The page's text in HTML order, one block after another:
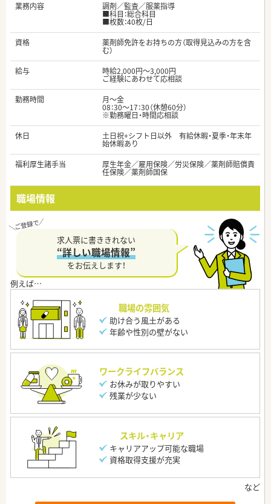
業務内容
調剤／監査／服薬指導
■科目：総合科目
■枚数：40枚/日
資格
薬剤師免許をお持ちの方（取得見込みの方を含
む）
給与
時給2,000円～3,000円
ご経験にあわせて応相談
勤務時間
月～金
08：30～17：30（休憩60分）
※勤務曜日・時間応相談
休日
土日祝+シフト日以外 有給休暇・夏季・年末年
始休暇あり
福利厚生諸手当
厚生年金／雇用保険／労災保険／薬剤師賠償責
任保険／薬剤師国保
職場情報
求人票に書ききれない
“詳しい職場情報”
をお伝えします！
職場の雰囲気
助け合う風土がある
年齢や性別の壁がない
ワークライフバランス
お休みが取りやすい
残業が少ない
スキル・キャリア
キャリアアップ可能な職場
資格取得支援が充実